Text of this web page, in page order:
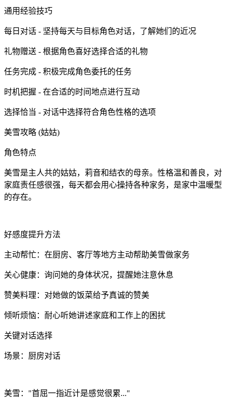
通用经验技巧
每日对话 - 坚持每天与目标角色对话，了解她们的近况
礼物赠送 - 根据角色喜好选择合适的礼物
任务完成 - 积极完成角色委托的任务
时机把握 - 在合适的时间地点进行互动
选择恰当 - 对话中选择符合角色性格的选项
美雪攻略 (姑姑)
角色特点
美雪是主人共的姑姑，莉音和结衣的母亲。性格温和善良，对
家庭责任感很强，每天都会用心操持各种家务，是家中温暖型
的存在。
好感度提升方法
主动帮忙：在厨房、客厅等地方主动帮助美雪做家务
关心健康：询问她的身体状况，提醒她注意休息
赞美料理：对她做的饭菜给予真诚的赞美
倾听烦恼：耐心听她讲述家庭和工作上的困扰
关键对话选择
场景：厨房对话
美雪："首屈一指近计是感觉很累..."